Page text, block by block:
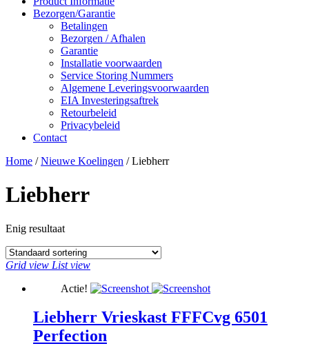
Bezorgen/Garantie
Betalingen
Bezorgen / Afhalen
Garantie
Installatie voorwaarden
Service Storing Nummers
Algemene Leveringsvoorwaarden
EIA Investeringsaftrek
Retourbeleid
Privacybeleid
Contact
Close
Close
Home /Nieuwe Koelingen / Liebherr
Liebherr
Enig resultaat
Grid view List view
Actie!
Liebherr Vrieskast FFFCvg 6501
Perfection